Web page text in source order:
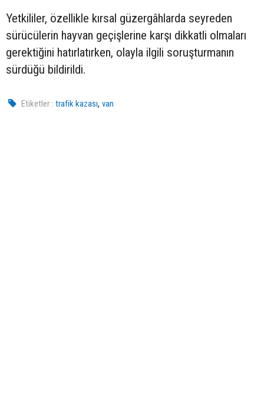
Yetkililer, özellikle kırsal güzergâhlarda seyreden
sürücülerin hayvan geçişlerine karşı dikkatli olmaları
gerektiğini hatırlatırken, olayla ilgili soruşturmanın
sürdüğü bildirildi.
Etiketler : trafik kazası,van